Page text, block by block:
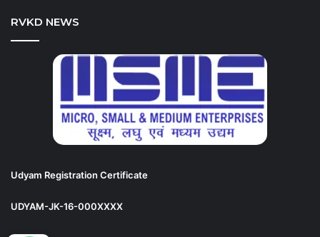
RVKD NEWS
Udyam Registration Certificate
UDYAM-JK-16-000XXXX